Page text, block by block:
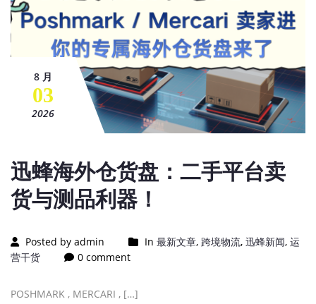
8 月
03
2026
迅蜂海外仓货盘：二手平台卖
货与测品利器！
Posted by admin In 最新文章, 跨境物流, 迅蜂新闻, 运
营干货
0 comment
POSHMARK , MERCARI , […]